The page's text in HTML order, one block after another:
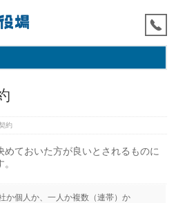
約
ておいた方が良いとされるものに
か個人か、一人か複数（連帯）か